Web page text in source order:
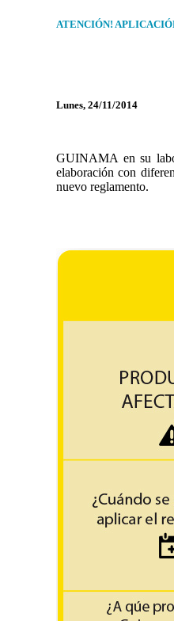
ATENCIÓN!
Lunes, 24/11/2014
GUINAMA en su
elaboración con
nuevo reglamento.